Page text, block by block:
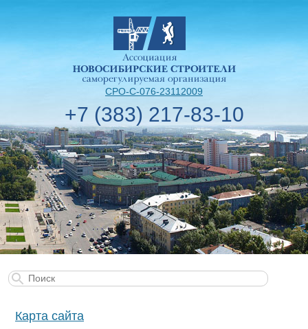
СРО-С-076-23112009
+7 (383) 217-83-10
Карта сайта